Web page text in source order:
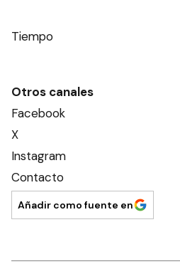
Tiempo
Otros canales
Facebook
X
Instagram
Contacto
Añadir como fuente en